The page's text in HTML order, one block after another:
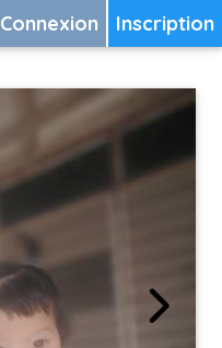
Inscription
Connexion